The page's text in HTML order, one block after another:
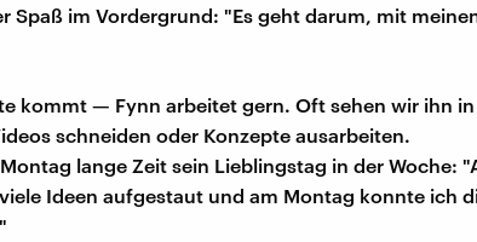
Spaß im Vordergrund: "Es geht darum, mit
kommt — Fynn arbeitet gern. Oft sehen wir ihn
schneiden oder Konzepte ausarbeiten.
lange Zeit sein Lieblingstag in der Woche:
Ideen aufgestaut und am Montag konnte ich